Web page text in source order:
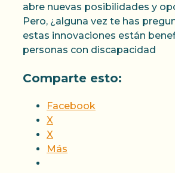
abre nuevas posibilidades y
Pero, ¿alguna vez te has
estas innovaciones están
personas con discapacidad
Comparte esto:
Facebook
X
X
Más